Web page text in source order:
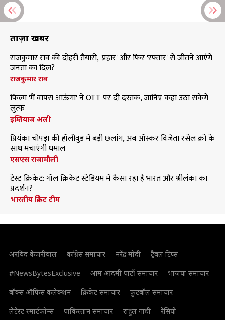
ताज़ा खबरें
राजकुमार राव की दोहरी तैयारी, 'प्रहार' और फिर 'रफ्तार' से जीतने आएंगे
जनता का दिल?
राजकुमार राव
फिल्म 'मैं वापस आऊंगा' ने OTT पर दी दस्तक, जानिए कहां उठा सकेंगे
लुत्फ
इम्तियाज अली
प्रियंका चोपड़ा की हॉलीवुड में बड़ी छलांग, अब ऑस्कर विजेता रसेल क्रो के
साथ मचाएंगी धमाल
एसएस राजामौली
टेस्ट क्रिकेट: गॉल क्रिकेट स्टेडियम में कैसा रहा है भारत और श्रीलंका का
प्रदर्शन?
भारतीय क्रिकेट टीम
अरविंद केजरीवाल कांग्रेस समाचार नरेंद्र मोदी
ट्रैवल टिप्स
#NewsBytesExclusive
आम आदमी पार्टी समाचार
भाजपा समाचार
बॉक्स ऑफिस कलेक्शन
क्रिकेट समाचार
फुटबॉल समाचार
लेटेस्ट स्मार्टफोन्स
पाकिस्तान समाचार राहुल गांधी रेसिपी